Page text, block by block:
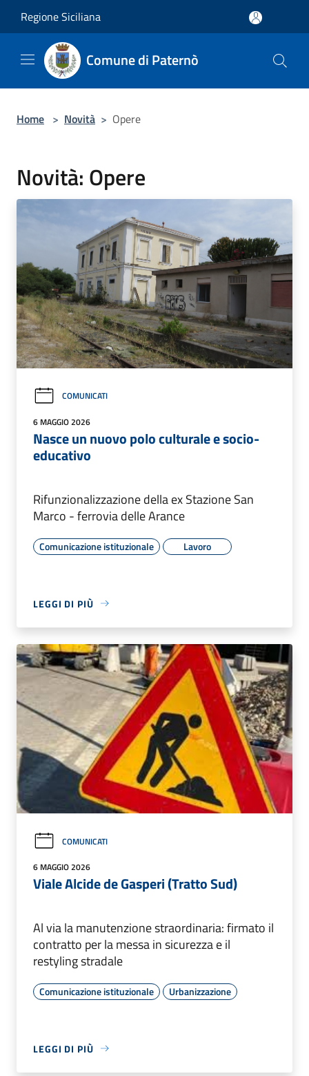
Regione Siciliana
Comune di Paternò
Home > Novità > Opere
Novità: Opere
COMUNICATI
6 MAGGIO 2026
Nasce un nuovo polo culturale e socio-
educativo
Rifunzionalizzazione della ex Stazione San
Marco - ferrovia delle Arance
Comunicazione istituzionale Lavoro
LEGGI DI PIÙ
COMUNICATI
6 MAGGIO 2026
Viale Alcide de Gasperi (Tratto Sud)
Al via la manutenzione straordinaria: firmato il
contratto per la messa in sicurezza e il
restyling stradale
Comunicazione istituzionale Urbanizzazione
LEGGI DI PIÙ